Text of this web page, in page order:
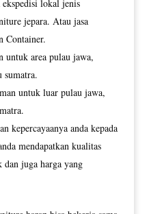
lokal jenis
jepara. Atau jasa
Container.
untuk area pulau jawa,
sumatra.
untuk luar pulau jawa,
kepercayaanya anda kepada
mendapatkan kualitas
juga harga yang